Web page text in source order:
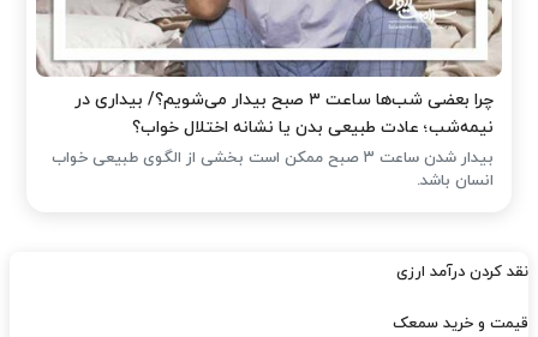
چرا بعضی شب‌ها ساعت ۳ صبح بیدار می‌شویم؟/ بیداری در
نیمه‌شب؛ عادت طبیعی بدن یا نشانه اختلال خواب؟
بیدار شدن ساعت ۳ صبح ممکن است بخشی از الگوی طبیعی خواب
انسان باشد.
نقد کردن درآمد ارزی
قیمت و خرید سمعک